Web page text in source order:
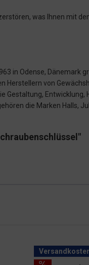
was Ihnen mit
in Odense, Dänemark
Herstellern von
Gestaltung,
die Marken Halls,